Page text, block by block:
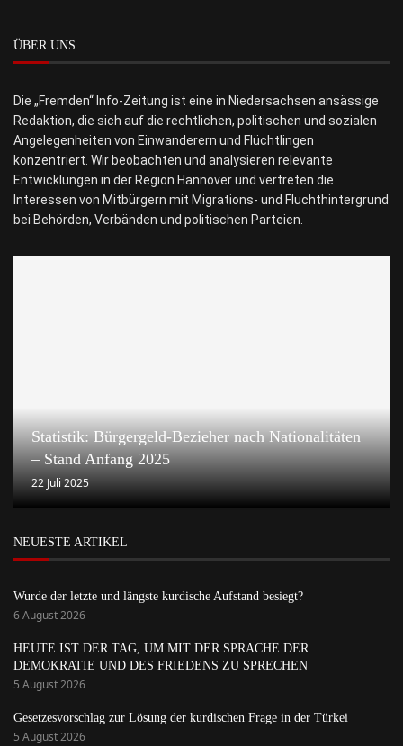
ÜBER UNS
Die „Fremden“ Info-Zeitung ist eine in Niedersachsen ansässige
Redaktion, die sich auf die rechtlichen, politischen und sozialen
Angelegenheiten von Einwanderern und Flüchtlingen
konzentriert. Wir beobachten und analysieren relevante
Entwicklungen in der Region Hannover und vertreten die
Interessen von Mitbürgern mit Migrations- und Fluchthintergrund
bei Behörden, Verbänden und politischen Parteien.
Statistik: Bürgergeld-Bezieher nach Nationalitäten
– Stand Anfang 2025
22 Juli 2025
NEUESTE ARTIKEL
Wurde der letzte und längste kurdische Aufstand besiegt?
6 August 2026
HEUTE IST DER TAG, UM MIT DER SPRACHE DER
DEMOKRATIE UND DES FRIEDENS ZU SPRECHEN
5 August 2026
Gesetzesvorschlag zur Lösung der kurdischen Frage in der Türkei
5 August 2026